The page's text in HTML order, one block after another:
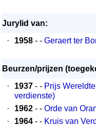
Jurylid van:
·
1958 - - Geraert ter
Beurzen/prijzen
·
1937 - - Prijs
verdienste)
·
1962 - - Orde van
·
1964 - - Kruis van